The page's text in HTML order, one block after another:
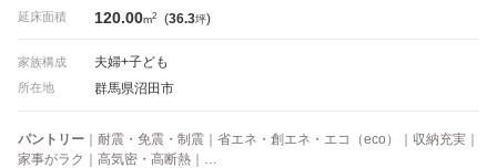
延床面積 120.00m2 (36.3坪)
家族構成 夫婦+子ども
所在地 群馬県沼田市
パントリー ｜耐震・免震・制震｜省エネ・創エネ・エコ（eco）｜収納充実｜
家事がラク｜高気密・高断熱｜…